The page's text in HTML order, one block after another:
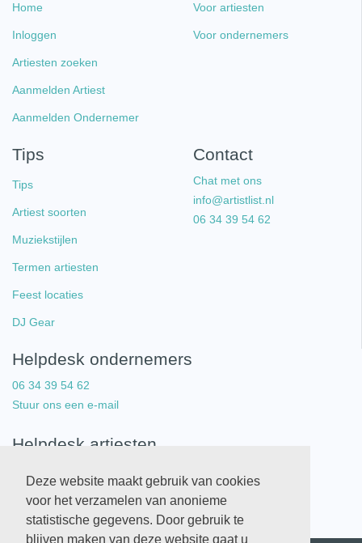
Deze website maakt gebruik van cookies
voor het verzamelen van anonieme
statistische gegevens. Door gebruik te
blijven maken van deze website gaat u
Home
Inloggen
Artiesten zoeken
Aanmelden Artiest
Aanmelden Ondernemer
Voor artiesten
Voor ondernemers
Tips
Tips
Artiest soorten
Muziekstijlen
Termen artiesten
Feest locaties
DJ Gear
Contact
Chat met ons
info@artistlist.nl
06 34 39 54 62
Helpdesk ondernemers
06 34 39 54 62
Stuur ons een e-mail
Helpdesk artiesten
Stuur ons een e-mail